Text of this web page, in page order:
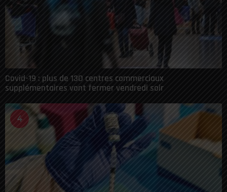
Covid-19 : plus de 130 centres commerciaux
supplémentaires vont fermer vendredi soir
4